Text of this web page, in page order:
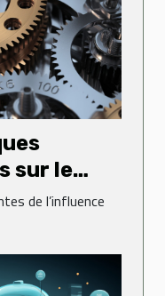
sur le
de l’influence